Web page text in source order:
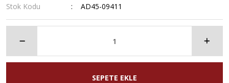
Stok Kodu
AD45-09411
SEPETE EKLE